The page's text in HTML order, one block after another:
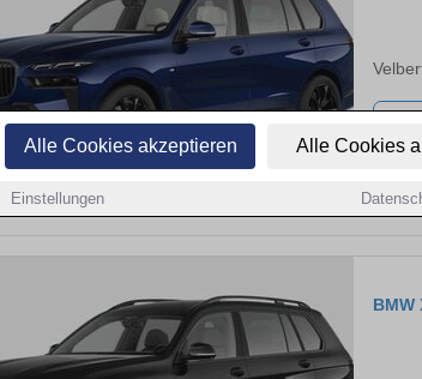
Alle Cookies akzeptieren Alle Cookies
Einstellungen
BMW